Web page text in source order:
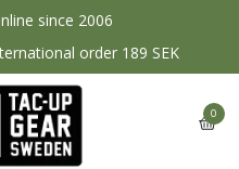
since 2006
order 189 SEK
0